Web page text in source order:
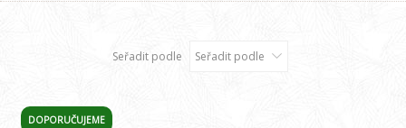
Seřadit podle Seřadit podle
DOPORUČUJEME